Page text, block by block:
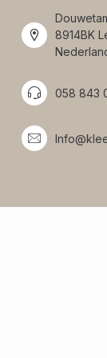
8914BK
058 843